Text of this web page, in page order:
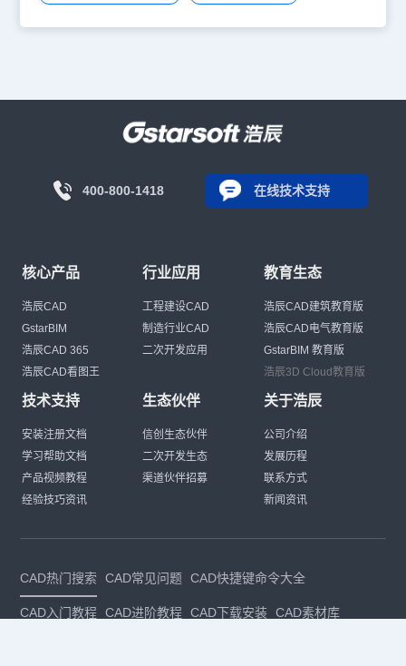
400-800-1418 在线技术支持
核心产品
浩辰CAD
GstarBIM
浩辰CAD 365
浩辰CAD看图王
行业应用
工程建设CAD
制造行业CAD
二次开发应用
教育生态
浩辰CAD建筑教育版
浩辰CAD电气教育版
GstarBIM 教育版
浩辰3D Cloud教育版
技术支持
安装注册文档
学习帮助文档
产品视频教程
经验技巧资讯
生态伙伴
信创生态伙伴
二次开发生态
渠道伙伴招募
关于浩辰
公司介绍
发展历程
联系方式
新闻资讯
CAD热门搜索 CAD常见问题 CAD快捷键命令大全
CAD入门教程 CAD进阶教程 CAD下载安装 CAD素材库